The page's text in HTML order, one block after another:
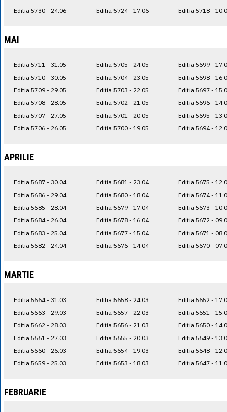
Editia 5730 - 24.06
Editia 5724 - 17.06
Editia 5718 -
MAI
Editia 5711 - 31.05
Editia 5710 - 30.05
Editia 5709 - 29.05
Editia 5708 - 28.05
Editia 5707 - 27.05
Editia 5706 - 26.05
Editia 5705 - 24.05
Editia 5704 - 23.05
Editia 5703 - 22.05
Editia 5702 - 21.05
Editia 5701 - 20.05
Editia 5700 - 19.05
Editia 5699 -
Editia 5698 -
Editia 5697 -
Editia 5696 -
Editia 5695 -
Editia 5694 -
APRILIE
Editia 5687 - 30.04
Editia 5686 - 29.04
Editia 5685 - 28.04
Editia 5684 - 26.04
Editia 5683 - 25.04
Editia 5682 - 24.04
Editia 5681 - 23.04
Editia 5680 - 18.04
Editia 5679 - 17.04
Editia 5678 - 16.04
Editia 5677 - 15.04
Editia 5676 - 14.04
Editia 5675 -
Editia 5674 -
Editia 5673 -
Editia 5672 -
Editia 5671 -
Editia 5670 -
MARTIE
Editia 5664 - 31.03
Editia 5663 - 29.03
Editia 5662 - 28.03
Editia 5661 - 27.03
Editia 5660 - 26.03
Editia 5659 - 25.03
Editia 5658 - 24.03
Editia 5657 - 22.03
Editia 5656 - 21.03
Editia 5655 - 20.03
Editia 5654 - 19.03
Editia 5653 - 18.03
Editia 5652 -
Editia 5651 -
Editia 5650 -
Editia 5649 -
Editia 5648 -
Editia 5647 -
FEBRUARIE